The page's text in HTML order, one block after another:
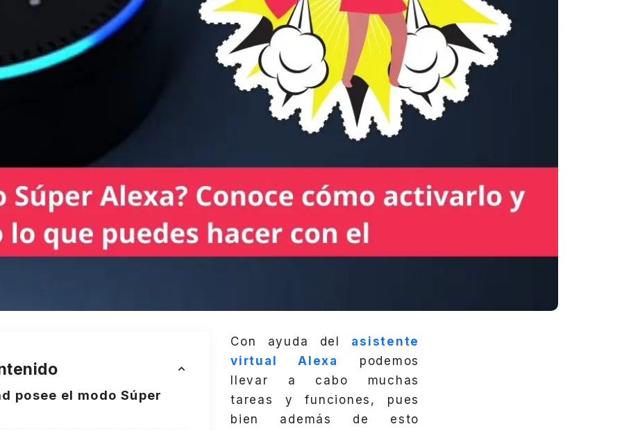
posee el modo Súper
Con ayuda del asistente
virtual Alexa
podemos
llevar a cabo muchas
tareas y funciones, pues
bien además de esto